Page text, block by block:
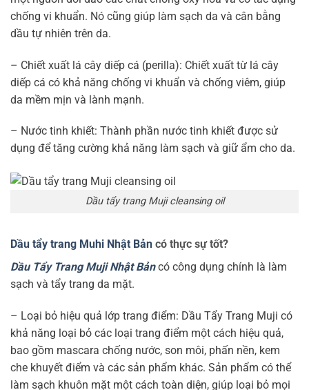
chống vi khuẩn. Nó cũng giúp làm sạch da và cân bằng
dầu tự nhiên trên da.
– Chiết xuất lá cây diếp cá (perilla): Chiết xuất từ lá cây
diếp cá có khả năng chống vi khuẩn và chống viêm, giúp
da mềm mịn và lành mạnh.
– Nước tinh khiết: Thành phần nước tinh khiết được sử
dụng để tăng cường khả năng làm sạch và giữ ẩm cho da.
Dầu tẩy trang Muji cleansing oil
Dầu tẩy trang Muhi Nhật Bản có thực sự tốt?
Dầu Tẩy Trang Muji Nhật Bảncó công dụng chính là làm
sạch và tẩy trang da mặt.
– Loại bỏ hiệu quả lớp trang điểm: Dầu Tẩy Trang Muji có
khả năng loại bỏ các loại trang điểm một cách hiệu quả,
bao gồm mascara chống nước, son môi, phấn nền, kem
che khuyết điểm và các sản phẩm khác. Sản phẩm có thể
làm sạch khuôn mặt một cách toàn diện, giúp loại bỏ mọi